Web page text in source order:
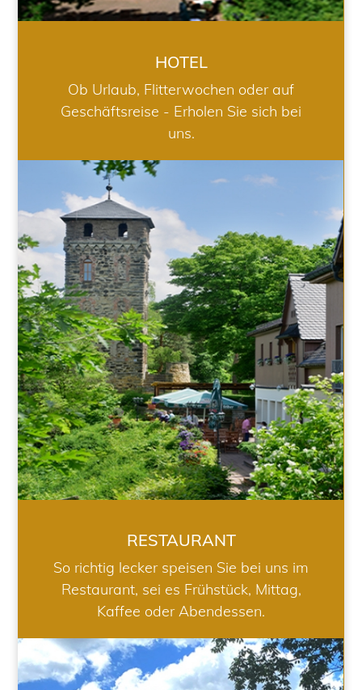
HOTEL
Ob Urlaub, Flitterwochen oder auf
Geschäftsreise - Erholen Sie sich bei
uns.
RESTAURANT
RESTAURANT
So richtig lecker speisen Sie bei uns im
Restaurant, sei es Frühstück, Mittag,
Kaffee oder Abendessen.